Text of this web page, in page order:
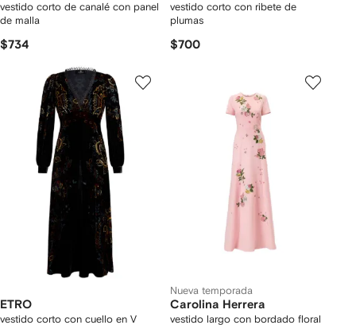
vestido corto de canalé con panel
de malla
$734
vestido corto con ribete de
plumas
$700
ETRO
vestido corto con cuello en V
Nueva temporada
Carolina Herrera
vestido largo con bordado floral